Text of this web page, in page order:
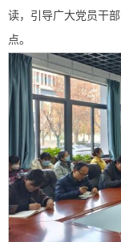
读，引导广大党员干
点。